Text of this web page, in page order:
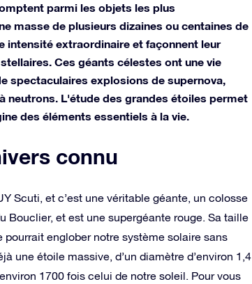
parmi les objets les plus
masse de plusieurs dizaines ou centaines de
intensité extraordinaire et façonnent leur
Ces géants célestes ont une vie
spectaculaires explosions de supernova,
neutrons. L'étude des grandes étoiles permet
des éléments essentiels à la vie.
connu
Scuti, et c’est une véritable géante, un colosse
Bouclier, et est une supergéante rouge. Sa taille
englober notre système solaire sans
une étoile massive, d’un diamètre d’environ 1,4
1700 fois celui de notre soleil. Pour vous